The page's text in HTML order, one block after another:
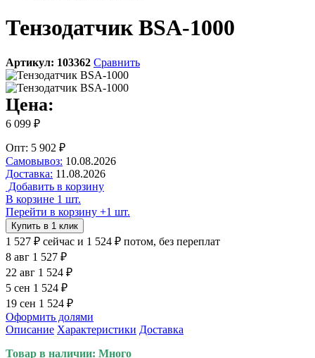
Тензодатчик BSA-1000
Артикул: 103362 Сравнить
Цена:
6 099 ₽
Опт: 5 902 ₽
Самовывоз: 10.08.2026
Доставка: 11.08.2026
Добавить в корзину
В корзине 1 шт.
Перейти в корзину +1 шт.
Купить в 1 клик
1 527 ₽ сейчас и 1 524 ₽ потом, без переплат
8 авг 1 527 ₽
22 авг 1 524 ₽
5 сен 1 524 ₽
19 сен 1 524 ₽
Оформить долями
Описание Характеристики Доставка
Товар в наличии: Много